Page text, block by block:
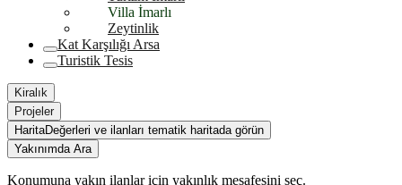
Villa İmarlı
Zeytinlik
Kat Karşılığı Arsa
Turistik Tesis
Kiralık
Projeler
HaritaDeğerleri ve ilanları tematik haritada görün
Yakınımda Ara
Konumuna yakın ilanlar için yakınlık mesafesini seç.